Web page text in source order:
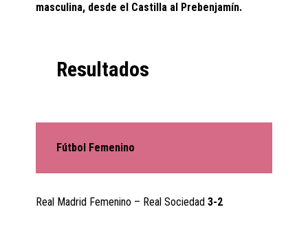
masculina, desde el Castilla al Prebenjamín.
Resultados
Fútbol Femenino
Real Madrid Femenino – Real Sociedad3-2